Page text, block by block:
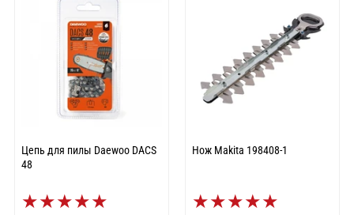
Цепь для пилы Daewoo DACS
48
★★★★★
Нож Makita 198408-1
★★★★★